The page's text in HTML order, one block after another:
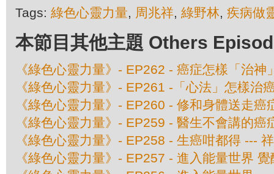
Tags: 綠色心靈力量, 周兆祥, 綠野林, 疾病做
本節目其他主題 Others
《綠色心靈力量》- EP262 - 癌症怎樣「治
《綠色心靈力量》- EP261 -「心法」怎樣治
《綠色心靈力量》- EP260 - 修和身體送走
《綠色心靈力量》- EP259 - 醫生不會講的
《綠色心靈力量》- EP258 - 生癌咁都得 ---
《綠色心靈力量》- EP257 - 進入能量世界